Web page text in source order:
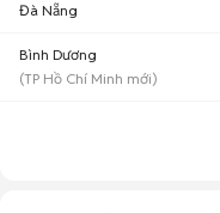
Đà Nẵng
Bình Dương
(TP Hồ Chí Minh mới)